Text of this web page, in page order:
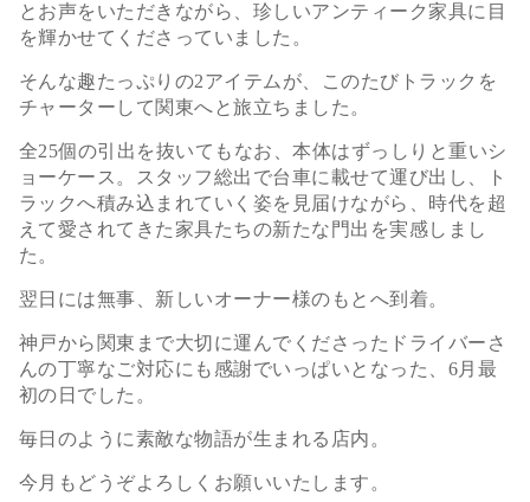
とお声をいただきながら、珍しいアンティーク家具に目
を輝かせてくださっていました。
そんな趣たっぷりの2アイテムが、このたびトラックを
チャーターして関東へと旅立ちました。
全25個の引出を抜いてもなお、本体はずっしりと重いシ
ョーケース。スタッフ総出で台車に載せて運び出し、ト
ラックへ積み込まれていく姿を見届けながら、時代を超
えて愛されてきた家具たちの新たな門出を実感しまし
た。
翌日には無事、新しいオーナー様のもとへ到着。
神戸から関東まで大切に運んでくださったドライバーさ
んの丁寧なご対応にも感謝でいっぱいとなった、6月最
初の日でした。
毎日のように素敵な物語が生まれる店内。
今月もどうぞよろしくお願いいたします。